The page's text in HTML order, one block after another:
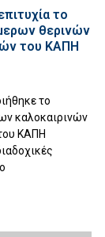
το
θερινών
του ΚΑΠΗ
το
καλοκαιρινών
ΚΑΠΗ